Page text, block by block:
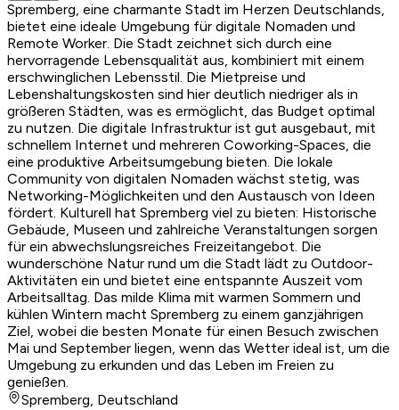
Spremberg, eine charmante Stadt im Herzen Deutschlands,
bietet eine ideale Umgebung für digitale Nomaden und
Remote Worker. Die Stadt zeichnet sich durch eine
hervorragende Lebensqualität aus, kombiniert mit einem
erschwinglichen Lebensstil. Die Mietpreise und
Lebenshaltungskosten sind hier deutlich niedriger als in
größeren Städten, was es ermöglicht, das Budget optimal
zu nutzen. Die digitale Infrastruktur ist gut ausgebaut, mit
schnellem Internet und mehreren Coworking-Spaces, die
eine produktive Arbeitsumgebung bieten. Die lokale
Community von digitalen Nomaden wächst stetig, was
Networking-Möglichkeiten und den Austausch von Ideen
fördert. Kulturell hat Spremberg viel zu bieten: Historische
Gebäude, Museen und zahlreiche Veranstaltungen sorgen
für ein abwechslungsreiches Freizeitangebot. Die
wunderschöne Natur rund um die Stadt lädt zu Outdoor-
Aktivitäten ein und bietet eine entspannte Auszeit vom
Arbeitsalltag. Das milde Klima mit warmen Sommern und
kühlen Wintern macht Spremberg zu einem ganzjährigen
Ziel, wobei die besten Monate für einen Besuch zwischen
Mai und September liegen, wenn das Wetter ideal ist, um die
Umgebung zu erkunden und das Leben im Freien zu
genießen.
Spremberg, Deutschland